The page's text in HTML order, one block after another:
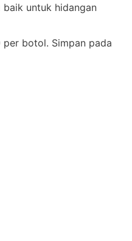
untuk hidangan
per botol. Simpan pada